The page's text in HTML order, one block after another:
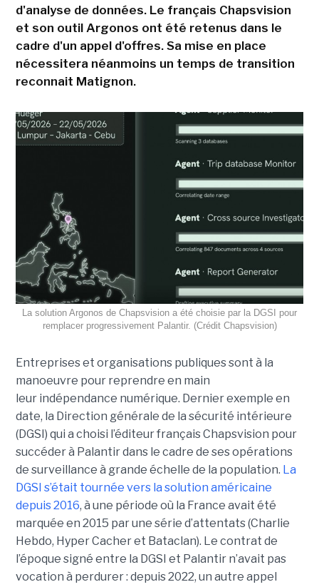
d'analyse de données. Le français Chapsvision
et son outil Argonos ont été retenus dans le
cadre d'un appel d'offres. Sa mise en place
nécessitera néanmoins un temps de transition
reconnait Matignon.
La solution Argonos de Chapsvision a été choisie par la DGSI pour
remplacer progressivement Palantir. (Crédit Chapsvision)
Entreprises et organisations publiques sont à la
manoeuvre pour reprendre en main
leur indépendance numérique. Dernier exemple en
date, la Direction générale de la sécurité intérieure
(DGSI) qui a choisi l’éditeur français Chapsvision pour
succéder à Palantir dans le cadre de ses opérations
de surveillance à grande échelle de la population. La
DGSI s’était tournée vers la solution américaine
depuis 2016, à une période où la France avait été
marquée en 2015 par une série d’attentats (Charlie
Hebdo, Hyper Cacher et Bataclan). Le contrat de
l’époque signé entre la DGSI et Palantir n’avait pas
vocation à perdurer : depuis 2022, un autre appel